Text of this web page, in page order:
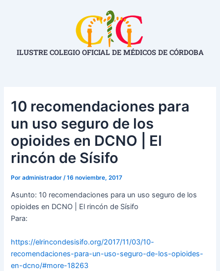
ILUSTRE COLEGIO OFICIAL DE MÉDICOS DE CÓRDOBA
10 recomendaciones para
un uso seguro de los
opioides en DCNO | El
rincón de Sísifo
Poradministrador /16 noviembre, 2017
Asunto: 10 recomendaciones para un uso seguro de los
opioides en DCNO | El rincón de Sísifo
Para:
https://elrincondesisifo.org/2017/11/03/10-
recomendaciones-para-un-uso-seguro-de-los-opioides-
en-dcno/#more-18263